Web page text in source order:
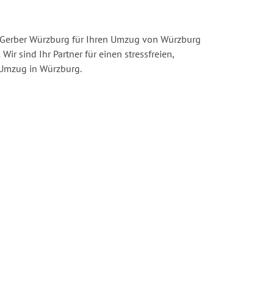
Würzburg für Ihren Umzug von Würzburg
Wir sind Ihr Partner für einen stressfreien,
in Würzburg.